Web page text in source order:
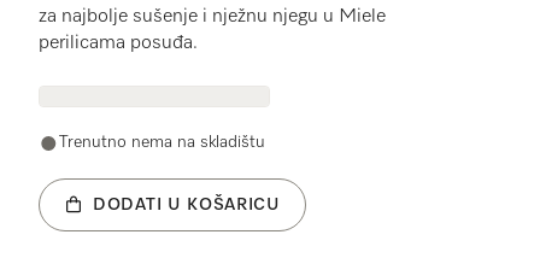
za najbolje sušenje i nježnu njegu u Miele
perilicama posuđa.
Trenutno nema na skladištu
DODATI U KOŠARICU